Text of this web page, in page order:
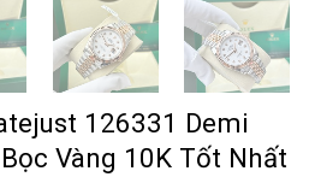
126331 Demi
Vàng 10K Tốt Nhất